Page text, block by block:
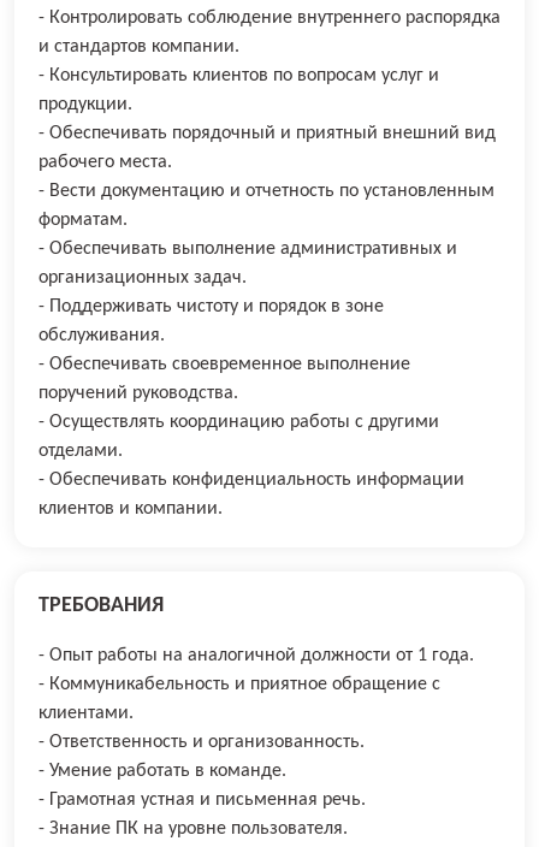
- Контролировать соблюдение внутреннего распорядка
и стандартов компании.
- Консультировать клиентов по вопросам услуг и
продукции.
- Обеспечивать порядочный и приятный внешний вид
рабочего места.
- Вести документацию и отчетность по установленным
форматам.
- Обеспечивать выполнение административных и
организационных задач.
- Поддерживать чистоту и порядок в зоне
обслуживания.
- Обеспечивать своевременное выполнение
поручений руководства.
- Осуществлять координацию работы с другими
отделами.
- Обеспечивать конфиденциальность информации
клиентов и компании.
ТРЕБОВАНИЯ
- Опыт работы на аналогичной должности от 1 года.
- Коммуникабельность и приятное обращение с
клиентами.
- Ответственность и организованность.
- Умение работать в команде.
- Грамотная устная и письменная речь.
- Знание ПК на уровне пользователя.